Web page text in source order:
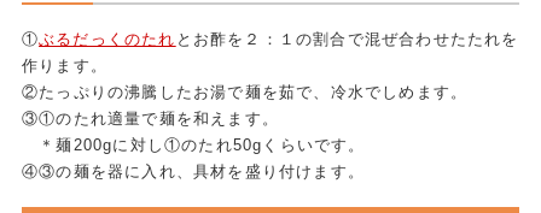
①ぶるだっくのたれ とお酢を２：１の割合で混ぜ合わせたたれを
作ります。
②たっぷりの沸騰したお湯で麺を茹で、冷水でしめます。
③①のたれ適量で麺を和えます。
＊麺200gに対し①のたれ50gくらいです。
④③の麺を器に入れ、具材を盛り付けます。